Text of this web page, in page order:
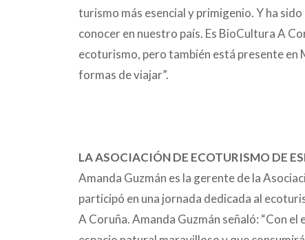
turismo más esencial y primigenio. Y ha
conocer en nuestro país. Es BioCultura A
ecoturismo, pero también está presente en
formas de viajar”.
LA ASOCIACIÓN DE ECOTURISMO DE
Amanda Guzmán es la gerente de la
participó en una jornada dedicada al
A Coruña. Amanda Guzmán señaló: “Con